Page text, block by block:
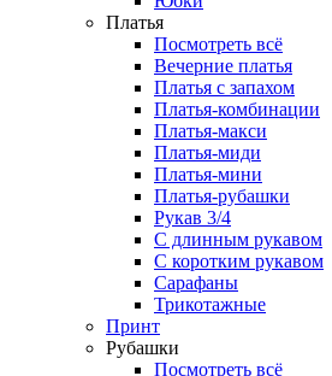
Платья
Посмотреть всё
Вечерние платья
Платья с запахом
Платья-комбинации
Платья-макси
Платья-миди
Платья-мини
Платья-рубашки
Рукав 3/4
С длинным рукавом
С коротким рукавом
Сарафаны
Трикотажные
Принт
Рубашки
Посмотреть всё